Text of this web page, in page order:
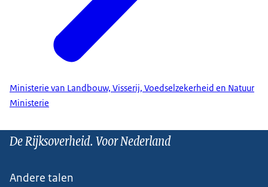
Ministerie van Landbouw, Visserij, Voedselzekerheid en Natuur
Ministerie
De Rijksoverheid. Voor Nederland
Andere talen